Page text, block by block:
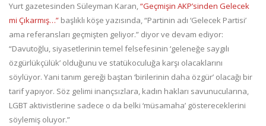
Yurt gazetesinden Süleyman Karan,“Geçmişin AKP’sinden Gelecek
mi Çıkarmış…” başlıklı köşe yazısında, “Partinin adı ‘Gelecek Partisi’
ama referansları geçmişten geliyor.” diyor ve devam ediyor:
“Davutoğlu, siyasetlerinin temel felsefesinin ‘geleneğe saygılı
özgürlükçülük’ olduğunu ve statükoculuğa karşı olacaklarını
söylüyor. Yani tanım gereği baştan ‘birilerinin daha özgür’ olacağı bir
tarif yapıyor. Söz gelimi inançsızlara, kadın hakları savunucularına,
LGBT aktivistlerine sadece o da belki ‘müsamaha’ göstereceklerini
söylemiş oluyor.”